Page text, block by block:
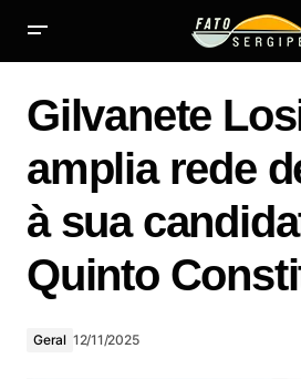
Gilvanete
amplia rede
à sua
Quinto
Geral 12/11/2025